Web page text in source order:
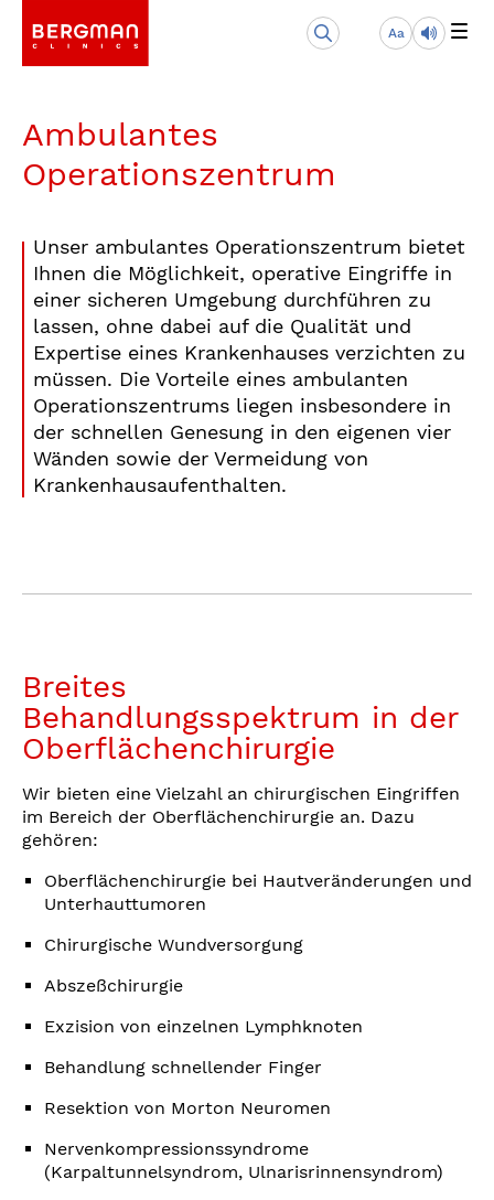
Aa
Ambulantes
Operationszentrum
Unser ambulantes Operationszentrum bietet
Ihnen die Möglichkeit, operative Eingriffe in
einer sicheren Umgebung durchführen zu
lassen, ohne dabei auf die Qualität und
Expertise eines Krankenhauses verzichten zu
müssen. Die Vorteile eines ambulanten
Operationszentrums liegen insbesondere in
der schnellen Genesung in den eigenen vier
Wänden sowie der Vermeidung von
Krankenhausaufenthalten.
Breites
Behandlungsspektrum in der
Oberflächenchirurgie
Wir bieten eine Vielzahl an chirurgischen Eingriffen
im Bereich der Oberflächenchirurgie an. Dazu
gehören:
Oberflächenchirurgie bei Hautveränderungen und
Unterhauttumoren
Chirurgische Wundversorgung
Abszeßchirurgie
Exzision von einzelnen Lymphknoten
Behandlung schnellender Finger
Resektion von Morton Neuromen
Nervenkompressionssyndrome
(Karpaltunnelsyndrom, Ulnarisrinnensyndrom)